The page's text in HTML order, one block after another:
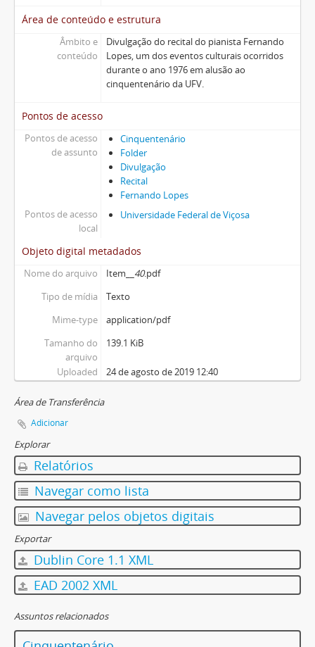
Área de conteúdo e estrutura
Âmbito e
conteúdo
Divulgação do recital do pianista Fernando
Lopes, um dos eventos culturais ocorridos
durante o ano 1976 em alusão ao
cinquentenário da UFV.
Pontos de acesso
Pontos de acesso
de assunto
Cinquentenário
Folder
Divulgação
Recital
Fernando Lopes
Pontos de acesso
local
Universidade Federal de Viçosa
Objeto digital metadados
Nome do arquivo Item__ 40.pdf
Tipo de mídia
Texto
Mime-type
application/pdf
Tamanho do
arquivo
139.1 KiB
Uploaded 24 de agosto de 2019 12:40
Área de Transferência
Adicionar
Explorar
Relatórios
Navegar como lista
Navegar pelos objetos digitais
Exportar
Dublin Core 1.1 XML
EAD 2002 XML
Assuntos relacionados